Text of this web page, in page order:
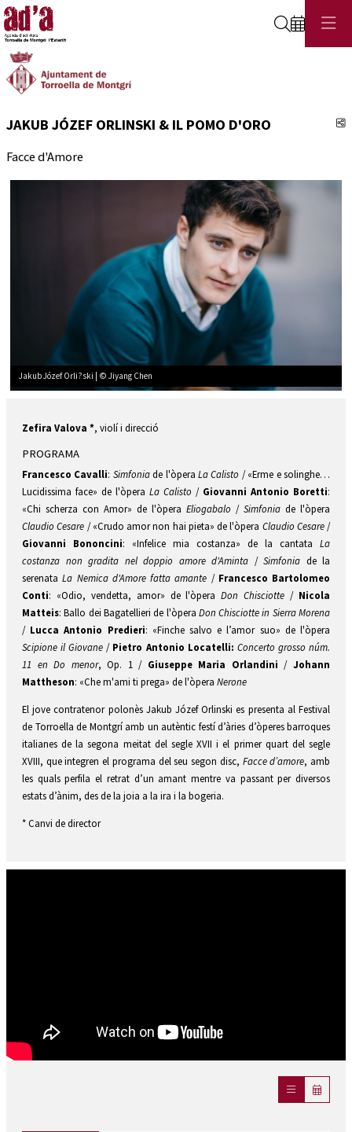
Cerca
JAKUB JÓZEF ORLINSKI & IL POMO D'ORO
Facce d'Amore
Jakub Józef Orli?ski | © Jiyang Chen
Zefira Valova *, violí i direcció
PROGRAMA
Francesco Cavalli: Simfoniade l'òperaLa Calisto / «Erme e solinghe…
Lucidissima face» de l'òpera La Calisto / Giovanni Antonio Boretti:
«Chi scherza con Amor» de l'òpera Eliogabalo / Simfonia de l'òpera
Claudio Cesare / «Crudo amor non hai pieta» de l'òpera Claudio Cesare/
Giovanni Bononcini: «Infelice mia costanza» de la cantata La
costanza non gradita nel doppio amore d'Aminta / Simfonia de la
serenataLa Nemica d'Amore fatta amante /Francesco Bartolomeo
Conti: «Odio, vendetta, amor» de l'òperaDon Chisciotte / Nicola
Matteis: Ballo dei Bagatellieri de l'òpera Don Chisciotte in Sierra Morena
/ Lucca Antonio Predieri: «Finche salvo e l’amor suo» de l'òpera
Scipione il Giovane / Pietro Antonio Locatelli: Concerto grosso núm.
11 en Do menor, Op. 1 / Giuseppe Maria Orlandini /Johann
Mattheson: «Che m'ami ti prega» de l'òpera Nerone
El jove contratenor polonès Jakub Józef Orlinski es presenta al Festival
de Torroella de Montgrí amb un autèntic festí d’àries d’òperes barroques
italianes de la segona meitat del segle XVII i el primer quart del segle
XVIII, que integren el programa del seu segon disc, Facce d’amore, amb
les quals perfila el retrat d’un amant mentre va passant per diversos
estats d’ànim, des de la joia a la ira i la bogeria.
* Canvi de director